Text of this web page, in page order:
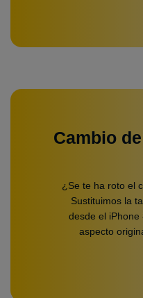
Cambio
¿Se te ha roto el
Sustituimos la
desde el iPhone
aspecto